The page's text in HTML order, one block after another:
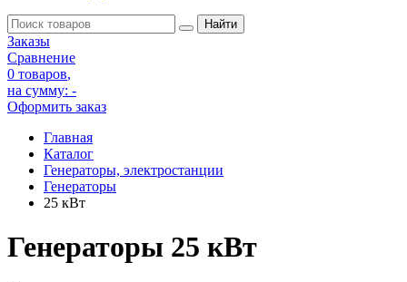
Заказы
Сравнение
0 товаров,
на сумму: -
Оформить заказ
Главная
Каталог
Генераторы, электростанции
Генераторы
25 кВт
Генераторы 25 кВт